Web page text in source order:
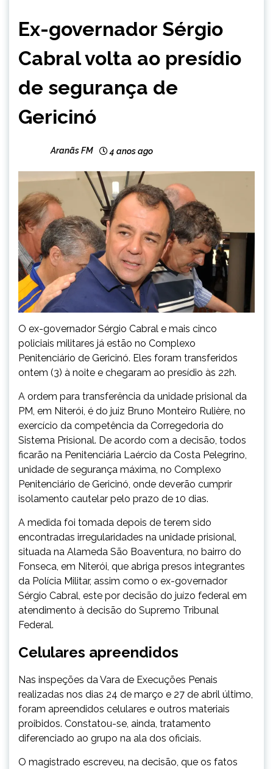
NOTÍCIAS
Ex-governador Sérgio
Cabral volta ao presídio
de segurança de
Gericinó
Aranãs FM 4 anos ago
O ex-governador Sérgio Cabral e mais cinco
policiais militares já estão no Complexo
Penitenciário de Gericinó. Eles foram transferidos
ontem (3) à noite e chegaram ao presídio às 22h.
A ordem para transferência da unidade prisional da
PM, em Niterói, é do juiz Bruno Monteiro Rulière, no
exercício da competência da Corregedoria do
Sistema Prisional. De acordo com a decisão, todos
ficarão na Penitenciária Laércio da Costa Pelegrino,
unidade de segurança máxima, no Complexo
Penitenciário de Gericinó, onde deverão cumprir
isolamento cautelar pelo prazo de 10 dias.
A medida foi tomada depois de terem sido
encontradas irregularidades na unidade prisional,
situada na Alameda São Boaventura, no bairro do
Fonseca, em Niterói, que abriga presos integrantes
da Polícia Militar, assim como o ex-governador
Sérgio Cabral, este por decisão do juízo federal em
atendimento à decisão do Supremo Tribunal
Federal.
Celulares apreendidos
Nas inspeções da Vara de Execuções Penais
realizadas nos dias 24 de março e 27 de abril último,
foram apreendidos celulares e outros materiais
proibidos. Constatou-se, ainda, tratamento
diferenciado ao grupo na ala dos oficiais.
O magistrado escreveu, na decisão, que os fatos